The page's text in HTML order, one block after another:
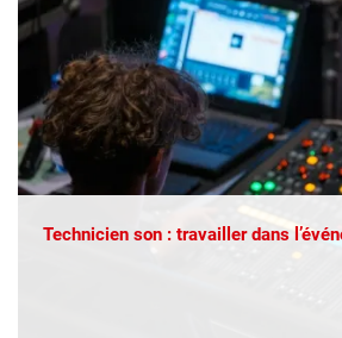
Technicien son : travailler dans